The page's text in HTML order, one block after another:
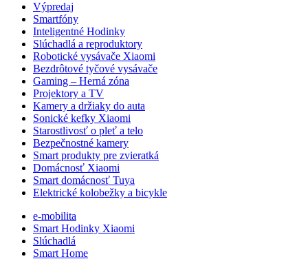
Výpredaj
Smartfóny
Inteligentné Hodinky
Slúchadlá a reproduktory
Robotické vysávače Xiaomi
Bezdrôtové tyčové vysávače
Gaming – Herná zóna
Projektory a TV
Kamery a držiaky do auta
Sonické kefky Xiaomi
Starostlivosť o pleť a telo
Bezpečnostné kamery
Smart produkty pre zvieratká
Domácnosť Xiaomi
Smart domácnosť Tuya
Elektrické kolobežky a bicykle
e-mobilita
Smart Hodinky Xiaomi
Slúchadlá
Smart Home